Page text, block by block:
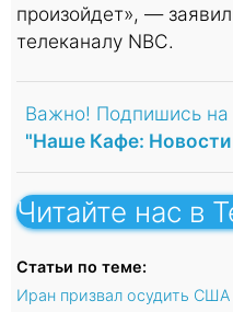
произойдет», —
телеканалу NBC.
Важно! Подпишись
"Наше Кафе: Новости
Читайте нас в
Статьи по теме:
Иран призвал осудить